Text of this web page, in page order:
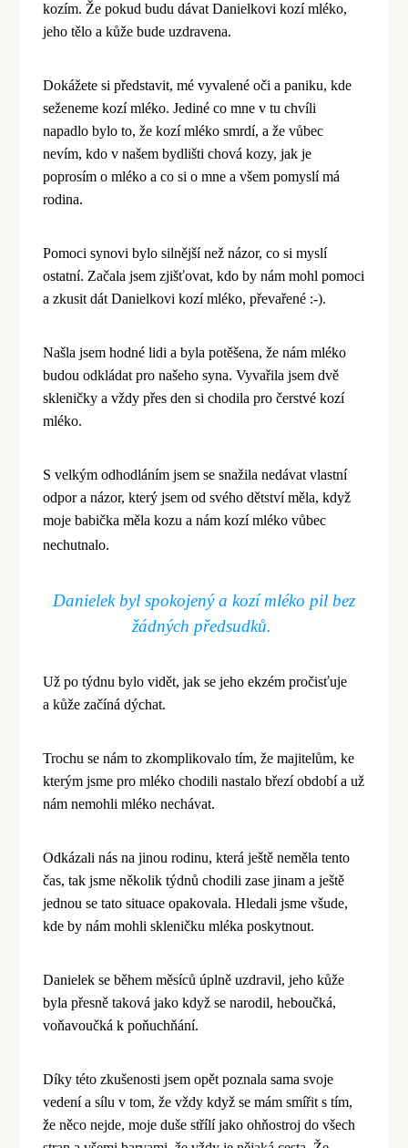
kozím. Že pokud budu dávat Danielkovi kozí mléko,
jeho tělo a kůže bude uzdravena.
Dokážete si představit, mévyvalenéoči a paniku, kde
seženeme kozí mléko. Jedinéco mne v tu chvíli
napadlo bylo to, že kozí mléko smrdí, a že vůbec
nevím, kdo v našem bydlišti chová kozy, jak je
poprosím o mléko a co si o mne a všem pomyslí má
rodina.
Pomoci synovi bylo silnější než názor, co si myslí
ostatní. Začala jsem zjišťovat, kdo by nám mohl pomoci
a zkusit dát Danielkovi kozí mléko, převařené :-).
Našla jsem hodnélidi a byla potěšena, že nám mléko
budou odkládat pro našeho syna. Vyvařila jsem dvě
skleničky a vždy přes den si chodila pro čerstvékozí
mléko.
S velkým odhodláním jsem se snažila nedávat vlastní
odpor a názor, který jsem od svého dětství měla, když
moje babička měla kozu a nám kozí mléko vůbec
nechutnalo.
Danielek byl spokojený a kozí mléko pil bez
žádných předsudků.
Užpo týdnu bylo vidět, jak se jeho ekzém pročisťuje
a kůže začíná dýchat.
Trochu se nám to zkomplikovalo tím, že majitelům, ke
kterým jsme pro mléko chodili nastalo březí obdobía už
nám nemohli mléko nechávat.
Odkázali nás na jinou rodinu, která ještě neměla tento
čas, tak jsme několik týdnů chodili zase jinam a ještě
jednou se tato situace opakovala. Hledali jsme všude,
kde by nám mohli skleničku mléka poskytnout.
Danielek se během měsíců úplně uzdravil, jeho kůže
byla přesně taková jako kdyžse narodil, heboučká,
voňavoučká k poňuchňání.
Díky této zkušenosti jsem opět poznala sama svoje
vedení a sílu v tom, že vždy když se mám smířit s tím,
že něco nejde, moje duše střílí jako ohňostroj do všech